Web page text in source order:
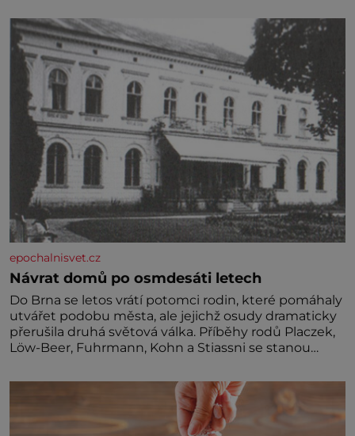
jednoduchost, měkkost a bezpečí, proto by pokoj
miminka měl působit především klidně a útulně.
Předškolní věk je
epochalnisvet.cz
Návrat domů po osmdesáti letech
Do Brna se letos vrátí potomci rodin, které pomáhaly
utvářet podobu města, ale jejichž osudy dramaticky
přerušila druhá světová válka. Příběhy rodů Placzek,
Löw-Beer, Fuhrmann, Kohn a Stiassni se stanou
židovské kultury ŠTETL FEST 2026. Některé návraty
nejsou jednoduché. Místa, která si člověk pamatuje z
rodinných vyprávění, už dávno